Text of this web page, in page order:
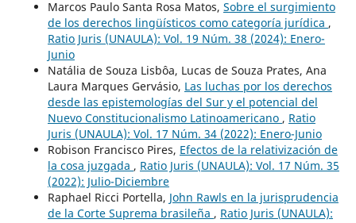
Marcos Paulo Santa Rosa Matos, Sobre el surgimiento
de los derechos lingüísticos como categoría jurídica ,
Ratio Juris (UNAULA): Vol. 19 Núm. 38 (2024): Enero-
Junio
Natália de Souza Lisbôa, Lucas de Souza Prates, Ana
Laura Marques Gervásio, Las luchas por los derechos
desde las epistemologías del Sur y el potencial del
Nuevo Constitucionalismo Latinoamericano , Ratio
Juris (UNAULA): Vol. 17 Núm. 34 (2022): Enero-Junio
Robison Francisco Pires, Efectos de la relativización de
la cosa juzgada , Ratio Juris (UNAULA): Vol. 17 Núm. 35
(2022): Julio-Diciembre
Raphael Ricci Portella, John Rawls en la jurisprudencia
de la Corte Suprema brasileña , Ratio Juris (UNAULA):